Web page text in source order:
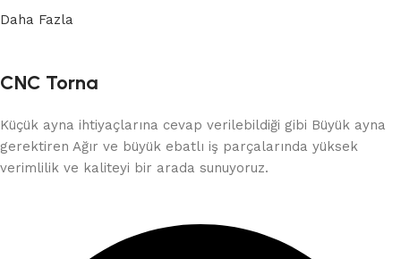
Daha Fazla
CNC Torna
Küçük ayna ihtiyaçlarına cevap verilebildiği gibi Büyük ayna
gerektiren Ağır ve büyük ebatlı iş parçalarında yüksek
verimlilik ve kaliteyi bir arada sunuyoruz.